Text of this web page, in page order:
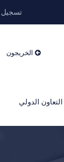
تسجيل
الخريجون
التعاون الدولي